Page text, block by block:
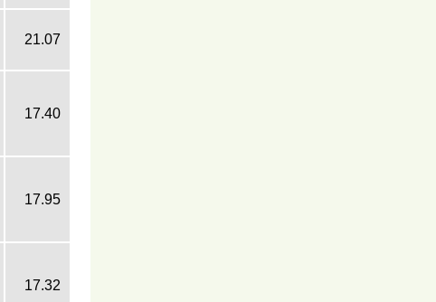
21.07
17.40
17.95
17.32